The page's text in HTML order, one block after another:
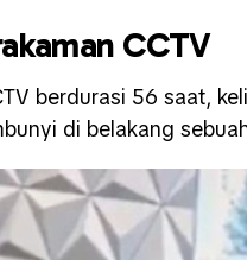
CCTV
berdurasi 56 saat,
di belakang